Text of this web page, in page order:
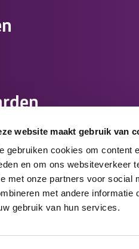
website maakt gebruik van
gebruiken cookies om content
en om ons websiteverkeer
met onze partners voor social
met andere informatie
gebruik van hun services.